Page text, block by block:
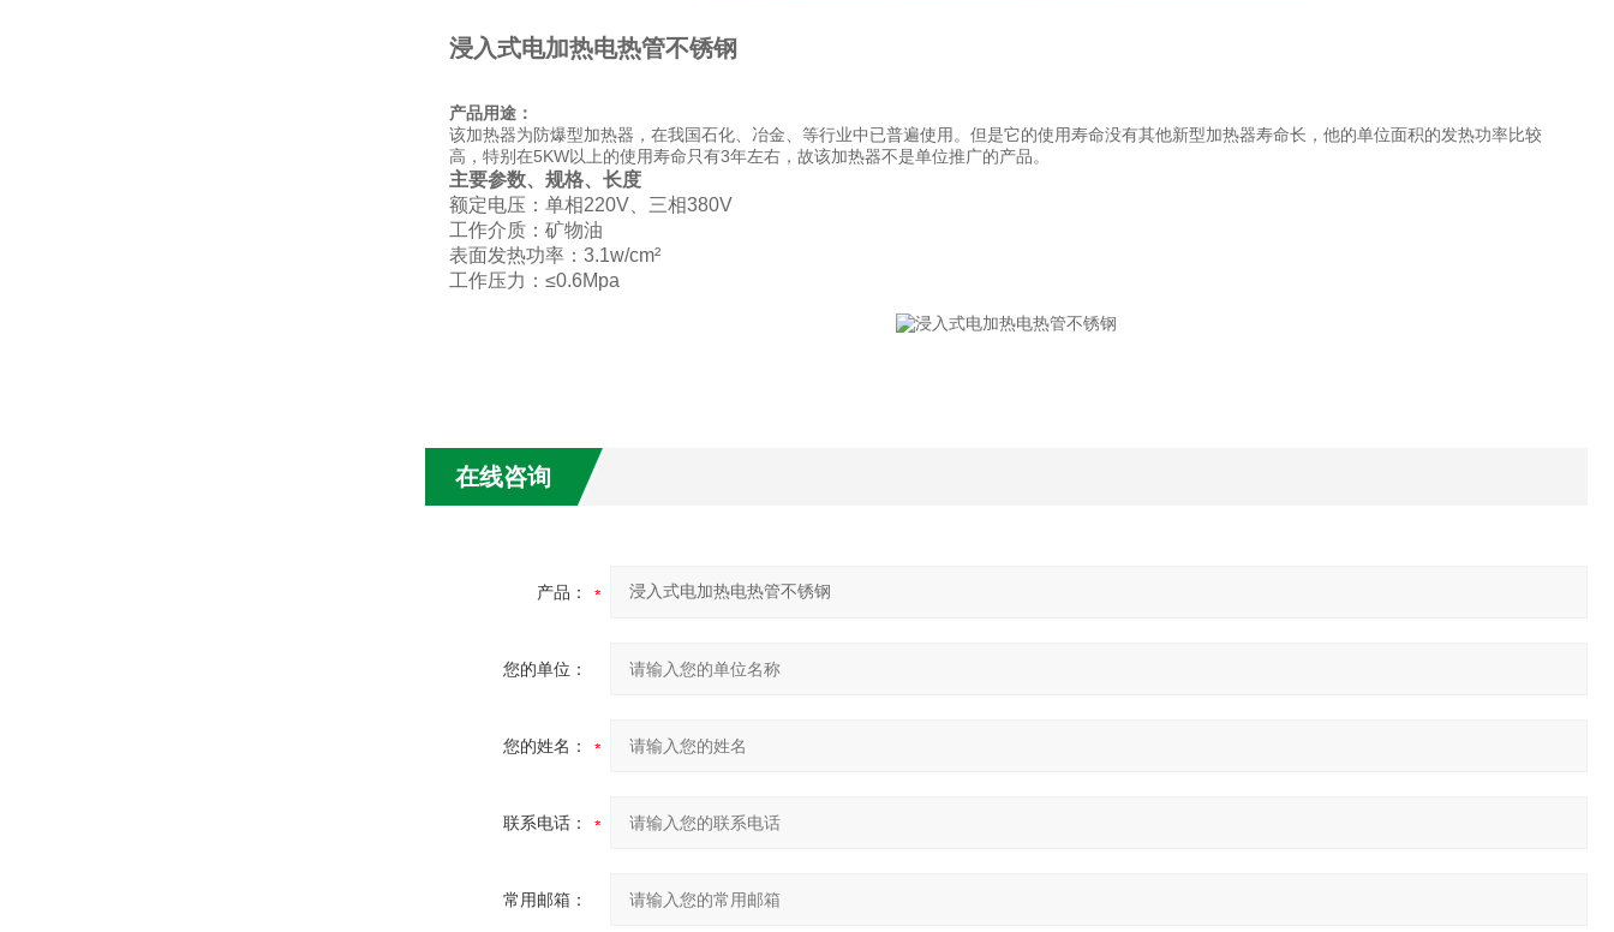
浸入式电加热电热管不锈钢
产品用途：
该加热器为防爆型加热器，在我国石化、冶金、等行业中已普遍使用。但是它的使用寿命没有其他新型加热器寿命长，他的单位面积的发热功率比较
高，特别在5KW以上的使用寿命只有3年左右，故该加热器不是单位推广的产品。
主要参数、规格、长度
额定电压：单相220V、三相380V
工作介质：矿物油
表面发热功率：3.1w/cm²
工作压力：≤0.6Mpa
在线咨询
产品：
您的单位：
您的姓名：
联系电话：
常用邮箱：